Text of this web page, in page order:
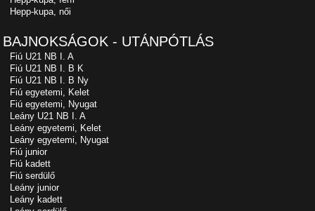
Hepp-kupa, női
BAJNOKSÁGOK - UTÁNPÓTLÁS
Fiú U21 NB I. A
Fiú U21 NB I. B K
Fiú U21 NB I. B Ny
Fiú egyetemi, Kelet
Fiú egyetemi, Nyugat
Leány U21 NB I. A
Leány egyetemi, Kelet
Leány egyetemi, Nyugat
Fiú junior
Fiú kadett
Fiú serdülő
Leány junior
Leány kadett